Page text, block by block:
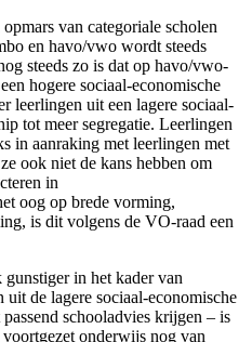
van categoriale scholen
en havo/vwo wordt steeds
steeds zo is dat op havo/vwo-
hogere sociaal-economische
leerlingen uit een lagere sociaal-
tot meer segregatie. Leerlingen
in aanraking met leerlingen met
ook niet de kans hebben om
in
oog op brede vorming,
is dit volgens de VO-raad een
in het kader van
de lagere sociaal-economische
schooladvies krijgen – is
onderwijs nog van